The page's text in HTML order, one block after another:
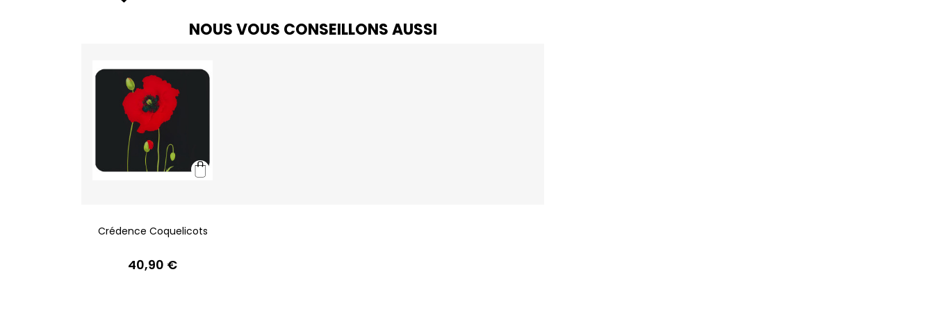
NOUS VOUS CONSEILLONS AUSSI
Crédence Coquelicots
40,90 €